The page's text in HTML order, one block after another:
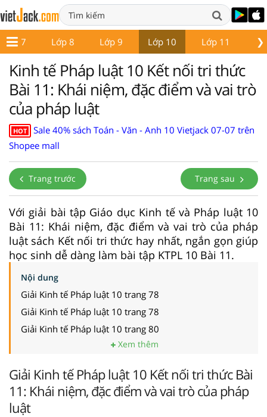
❯
Lớp 7 Lớp 8 Lớp 9 Lớp 10 Lớp 11
Kinh tế Pháp luật 10 Kết nối tri thức
Bài 11: Khái niệm, đặc điểm và vai trò
của pháp luật
HOT
Sale 40% sách Toán - Văn - Anh 10 Vietjack 07-07 trên
Shopee mall
Trang trước Trang sau
Với giải bài tập Giáo dục Kinh tế và Pháp luật 10
Bài 11: Khái niệm, đặc điểm và vai trò của pháp
luật sách Kết nối tri thức hay nhất, ngắn gọn giúp
học sinh dễ dàng làm bài tập KTPL 10 Bài 11.
Nội dung
Giải Kinh tế Pháp luật 10 trang 78
Giải Kinh tế Pháp luật 10 trang 78
Giải Kinh tế Pháp luật 10 trang 80
Xem thêm
Giải Kinh tế Pháp luật 10 Kết nối tri thức Bài
11: Khái niệm, đặc điểm và vai trò của pháp
luật